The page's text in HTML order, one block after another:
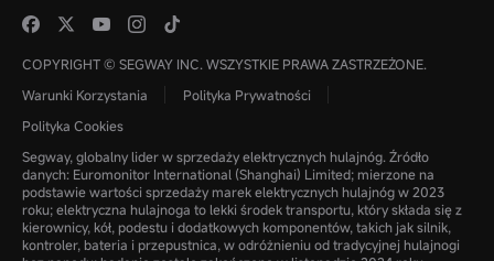
COPYRIGHT © SEGWAY INC. WSZYSTKIE PRAWA ZASTRZEŻONE.
Warunki Korzystania
Polityka Prywatności
Polityka Cookies
Segway, globalny lider w sprzedaży elektrycznych hulajnóg. Źródło
danych: Euromonitor International (Shanghai) Limited; mierzone na
podstawie wartości sprzedaży marek elektrycznych hulajnóg w 2023
roku; elektryczna hulajnoga to lekki środek transportu, który składa się z
kierownicy, kół, podestu i dodatkowych komponentów, takich jak silnik,
kontroler, bateria i przepustnica, w odróżnieniu od tradycyjnej hulajnogi